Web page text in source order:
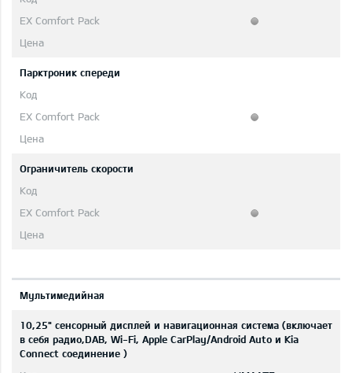
Парктроник спереди
Ограничитель скорости
Мультимедийная
10,25" сенсорный дисплей и навигационная система (включает
в себя радио,DAB, Wi-Fi, Apple CarPlay/Android Auto и Kia
Connect соединение )